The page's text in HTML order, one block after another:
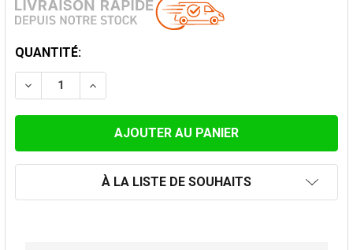
STOCK
ACTUEL:
QUANTITÉ:
DIMINUER LA QUANTITÉ DE CHAPEAU ANTI-VENT
AUGMENTER LA QUANTITÉ DE CHAPEAU
À LA LISTE DE SOUHAITS